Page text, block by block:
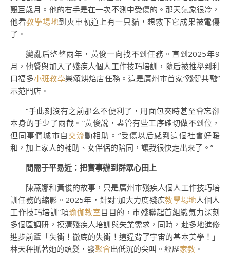
艱巨歲月。他的右手是在一次不測中受傷的。那天氣象很冷，
他看教學場地到火車軌道上有一只貓，想救下它成果被電傷
了。
變亂后整整兩年，黃俊一向找不到任務。直到2025年9
月，他餐與加入了殘疾人個人工作技巧培訓，隨后被推舉到利
口福多小班教學樂頌烘焙店任務。這是廣州市首家“殘健共融”
示范門店。
“手此刻沒有之前那么不便利了，用面包夾時甚至會忘卻
本身的手少了兩截。”黃俊說，盡管有些工序確切做不到位，
但同事們城市自 交流動相助。“受傷以后感到這個社會好暖
和，加上家人的輔助、女伴侶的陪同，讓我很快走出來了。”
問需于平易近：把實事辦到群眾心田上
陳燕娜和黃俊的故事，只是廣州市殘疾人個人工作技巧培
訓任務的縮影。2025年，針對“加大力度殘疾教學場地人個人
工作技巧培訓”項瑜伽教室目目的，市殘聯起首組織氣力深刻
多個區調研，摸清殘疾人培訓與失業需求，同時，赴多地進修
進步前輩「失衡！徹底的失衡！這違背了宇宙的基本美學！」
林天秤抓著她的頭髮，發聚會出低沉的尖叫。經歷家教 。